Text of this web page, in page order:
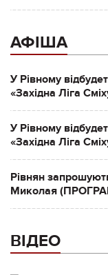
АФІША
У Рівному
«Західна Ліга
У Рівному
«Західна Ліга
Рівнян
Миколая
ВІДЕО